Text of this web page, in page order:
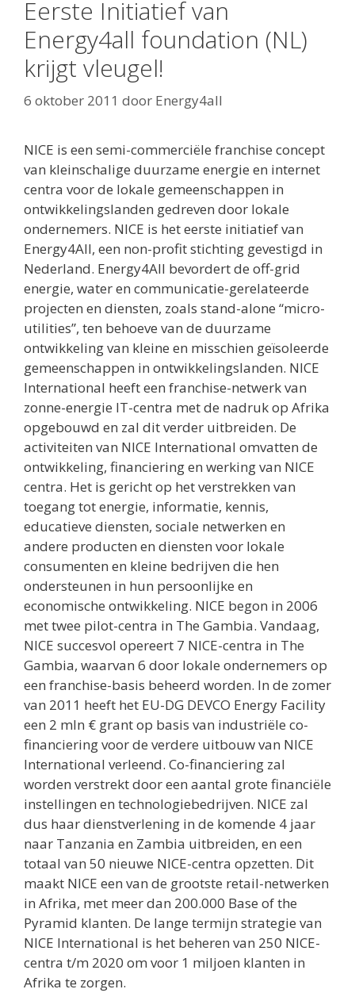
Eerste Initiatief van
Energy4all foundation (NL)
krijgt vleugel!
6 oktober 2011 door Energy4all
NICE is een semi-commerciële franchise concept
van kleinschalige duurzame energie en internet
centra voor de lokale gemeenschappen in
ontwikkelingslanden gedreven door lokale
ondernemers. NICE is het eerste initiatief van
Energy4All, een non-profit stichting gevestigd in
Nederland. Energy4All bevordert de off-grid
energie, water en communicatie-gerelateerde
projecten en diensten, zoals stand-alone “micro-
utilities”, ten behoeve van de duurzame
ontwikkeling van kleine en misschien geïsoleerde
gemeenschappen in ontwikkelingslanden. NICE
International heeft een franchise-netwerk van
zonne-energie IT-centra met de nadruk op Afrika
opgebouwd en zal dit verder uitbreiden. De
activiteiten van NICE International omvatten de
ontwikkeling, financiering en werking van NICE
centra. Het is gericht op het verstrekken van
toegang tot energie, informatie, kennis,
educatieve diensten, sociale netwerken en
andere producten en diensten voor lokale
consumenten en kleine bedrijven die hen
ondersteunen in hun persoonlijke en
economische ontwikkeling. NICE begon in 2006
met twee pilot-centra in The Gambia. Vandaag,
NICE succesvol opereert 7 NICE-centra in The
Gambia, waarvan 6 door lokale ondernemers op
een franchise-basis beheerd worden. In de zomer
van 2011 heeft het EU-DG DEVCO Energy Facility
een 2 mln € grant op basis van industriële co-
financiering voor de verdere uitbouw van NICE
International verleend. Co-financiering zal
worden verstrekt door een aantal grote financiële
instellingen en technologiebedrijven. NICE zal
dus haar dienstverlening in de komende 4 jaar
naar Tanzania en Zambia uitbreiden, en een
totaal van 50 nieuwe NICE-centra opzetten. Dit
maakt NICE een van de grootste retail-netwerken
in Afrika, met meer dan 200.000 Base of the
Pyramid klanten. De lange termijn strategie van
NICE International is het beheren van 250 NICE-
centra t/m 2020 om voor 1 miljoen klanten in
Afrika te zorgen.